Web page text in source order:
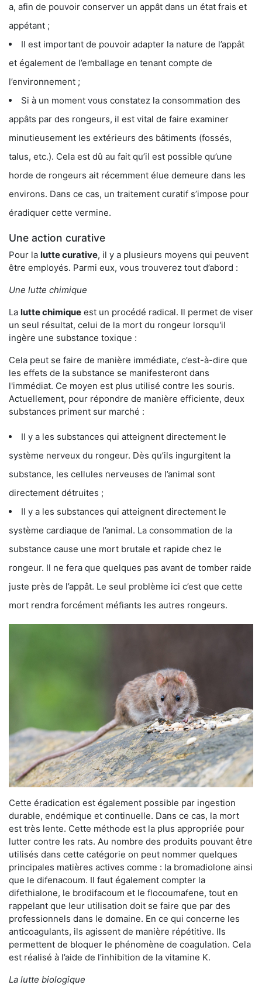
a, afin de pouvoir conserver un appât dans un état frais et
appétant ;
Il est important de pouvoir adapter la nature de l’appât
et également de l’emballage en tenant compte de
l’environnement ;
Si à un moment vous constatez la consommation des
appâts par des rongeurs, il est vital de faire examiner
minutieusement les extérieurs des bâtiments (fossés,
talus, etc.). Cela est dû au fait qu’il est possible qu’une
horde de rongeurs ait récemment élue demeure dans les
environs. Dans ce cas, un traitement curatif s’impose pour
éradiquer cette vermine.
Une action curative
Pour la lutte curative, il y a plusieurs moyens qui peuvent
être employés. Parmi eux, vous trouverez tout d’abord :
Une lutte chimique
La lutte chimique est un procédé radical. Il permet de viser
un seul résultat, celui de la mort du rongeur lorsqu'il
ingère une substance toxique :
Cela peut se faire de manière immédiate, c’est-à-dire que
les effets de la substance se manifesteront dans
l'immédiat. Ce moyen est plus utilisé contre les souris.
Actuellement, pour répondre de manière efficiente, deux
substances priment sur marché :
Il y a les substances qui atteignent directement le
système nerveux du rongeur. Dès qu’ils ingurgitent la
substance, les cellules nerveuses de l’animal sont
directement détruites ;
Il y a les substances qui atteignent directement le
système cardiaque de l’animal. La consommation de la
substance cause une mort brutale et rapide chez le
rongeur. Il ne fera que quelques pas avant de tomber raide
juste près de l’appât. Le seul problème ici c’est que cette
mort rendra forcément méfiants les autres rongeurs.
Cette éradication est également possible par ingestion
durable, endémique et continuelle. Dans ce cas, la mort
est très lente. Cette méthode est la plus appropriée pour
lutter contre les rats. Au nombre des produits pouvant être
utilisés dans cette catégorie on peut nommer quelques
principales matières actives comme : la bromadiolone ainsi
que le difenacoum. Il faut également compter la
difethialone, le brodifacoum et le flocoumafene, tout en
rappelant que leur utilisation doit se faire que par des
professionnels dans le domaine. En ce qui concerne les
anticoagulants, ils agissent de manière répétitive. Ils
permettent de bloquer le phénomène de coagulation. Cela
est réalisé à l’aide de l’inhibition de la vitamine K.
La lutte biologique